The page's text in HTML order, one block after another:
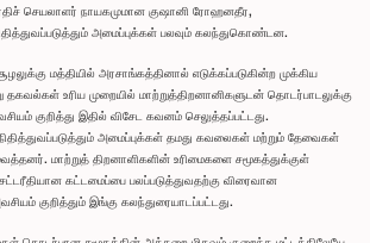
செயலாளர் நாயகமுமான குஷானி ரோஹனதீர,
அமைப்புக்கள் பலவும் கலந்துகொண்டன.
மத்தியில் அரசாங்கத்தினால் எடுக்கப்படுகின்ற முக்கிய
உரிய முறையில் மாற்றுத்திறனானிகளுடன் தொடர்பாடலுக்கு
குறித்து இதில் விசேட கவனம் செலுத்தப்பட்டது.
அமைப்புக்கள் தமது கவலைகள் மற்றும் தேவைகள்
மாற்றுத் திறனாளிகளின் உரிமைகளை சமூகத்துக்குள்
கட்டமைப்பை பலப்படுத்துவதற்கு விரைவான
குறித்தும் இங்கு கலந்துரையாடப்பட்டது.